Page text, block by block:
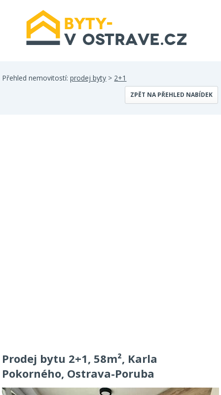
Přehled nemovitostí:prodej byty > 2+1
ZPĚT NA PŘEHLED NABÍDEK
Prodej bytu 2+1, 58m², Karla
Pokorného, Ostrava-Poruba